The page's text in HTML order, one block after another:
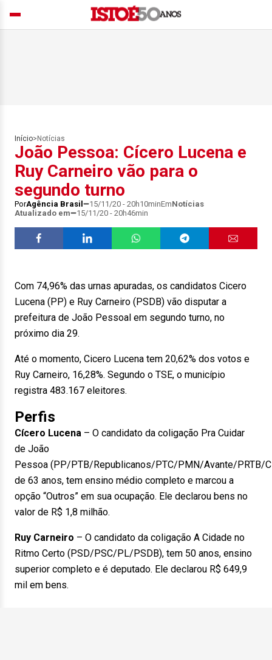
Início> Notícias
João Pessoa: Cícero Lucena e
Ruy Carneiro vão para o
segundo turno
PorAgência Brasil 15/11/20 - 20h10minEmNotícias
Atualizado em
15/11/20 - 20h46min
Com 74,96% das urnas apuradas, os candidatos Cicero
Lucena (PP) e Ruy Carneiro (PSDB) vão disputar a
prefeitura de João Pessoal em segundo turno, no
próximo dia 29.
Até o momento, Cicero Lucena tem 20,62% dos votos e
Ruy Carneiro, 16,28%. Segundo o TSE, o município
registra 483.167 eleitores.
Perfis
Cícero Lucena – O candidato da coligação Pra Cuidar
de João
Pessoa (PP/PTB/Republicanos/PTC/PMN/Avante/PRTB/
de 63 anos, tem ensino médio completo e marcou a
opção “Outros” em sua ocupação. Ele declarou bens no
valor de R$ 1,8 milhão.
Ruy Carneiro – O candidato da coligação A Cidade no
Ritmo Certo (PSD/PSC/PL/PSDB), tem 50 anos, ensino
superior completo e é deputado. Ele declarou R$ 649,9
mil em bens.